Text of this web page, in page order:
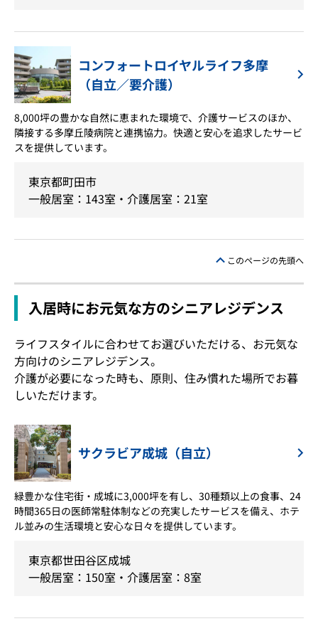
コンフォートロイヤルライフ多摩
（自立／要介護）
8,000坪の豊かな自然に恵まれた環境で、介護サービスのほか、
隣接する多摩丘陵病院と連携協力。快適と安心を追求したサービ
スを提供しています。
東京都町田市
一般居室：143室・介護居室：21室
このページの先頭へ
入居時にお元気な方のシニアレジデンス
ライフスタイルに合わせてお選びいただける、お元気な
方向けのシニアレジデンス。
介護が必要になった時も、原則、住み慣れた場所でお暮
しいただけます。
サクラビア成城（自立）
緑豊かな住宅街・成城に3,000坪を有し、30種類以上の食事、24
時間365日の医師常駐体制などの充実したサービスを備え、ホテ
ル並みの生活環境と安心な日々を提供しています。
東京都世田谷区成城
一般居室：150室・介護居室：8室